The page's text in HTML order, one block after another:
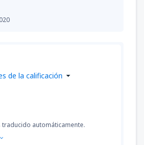
de la calificación
traducido automáticamente.